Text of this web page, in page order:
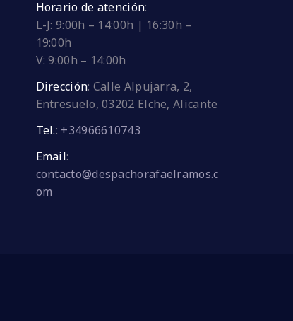
Horario de atención:
L-J: 9:00h – 14:00h | 16:30h –
19:00h
V: 9:00h – 14:00h
Dirección: Calle Alpujarra, 2,
Entresuelo, 03202 Elche, Alicante
Tel.: +34966610743
Email:
contacto@despachorafaelramos.c
om